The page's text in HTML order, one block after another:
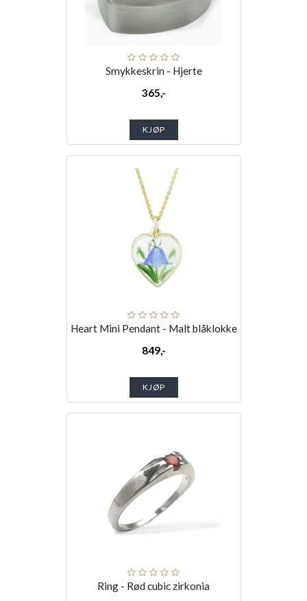
Smykkeskrin - Hjerte
365,-
KJØP
Heart Mini Pendant - Malt blåklokke
849,-
KJØP
Ring - Rød cubic zirkonia